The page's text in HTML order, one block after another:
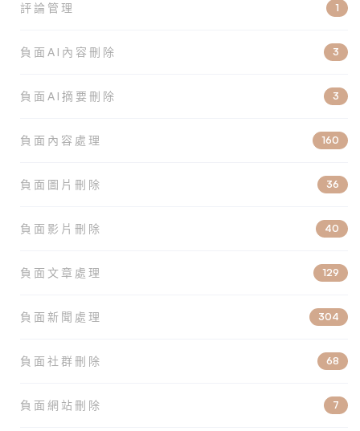
評論管理 1
負面AI內容刪除 3
負面AI摘要刪除 3
負面內容處理 160
負面圖片刪除 36
負面影片刪除 40
負面文章處理 129
負面新聞處理 304
負面社群刪除 68
負面網站刪除 7